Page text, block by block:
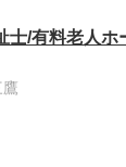
士/有料老人ホ